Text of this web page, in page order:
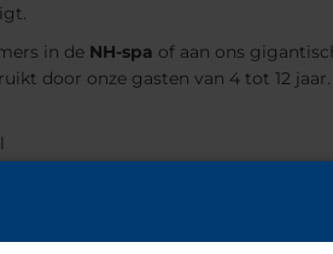
in de NH-spa of aan ons
door onze gasten van 4 tot 12